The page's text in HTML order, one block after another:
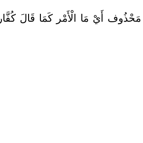
أَيْ مَا الْأَمْر كَمَا قَالَ كُفَّار